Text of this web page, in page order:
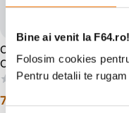
Bine ai venit la F64.ro!
Folosim cookies
Pentru detalii te
Condor Stickywax 24 Cuburi
Ceara Adezive
(0)
70